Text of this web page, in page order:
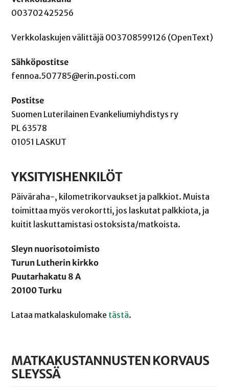
003702425256
Verkkolaskujen välittäjä 003708599126 (OpenText)
Sähköpostitse
fennoa.507785@erin.posti.com
Postitse
Suomen Luterilainen Evankeliumiyhdistys ry
PL 63578
01051 LASKUT
YKSITYISHENKILÖT
Päiväraha-, kilometrikorvaukset ja palkkiot. Muista
toimittaa myös verokortti, jos laskutat palkkiota, ja
kuitit laskuttamistasi ostoksista/matkoista.
Sleyn nuorisotoimisto
Turun Lutherin kirkko
Puutarhakatu 8 A
20100 Turku
Lataa matkalaskulomake tästä.
MATKAKUSTANNUSTEN KORVAUS
SLEYSSÄ